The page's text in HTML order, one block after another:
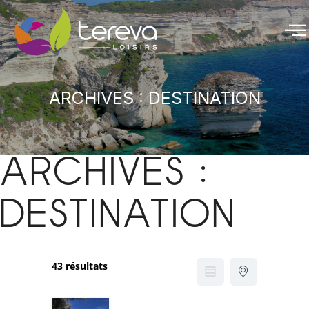
ARCHIVES :DESTINATION
ARCHIVES :
DESTINATION
43 résultats